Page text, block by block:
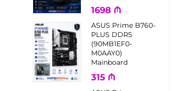
1698 ₼
ASUS Prime B760-
PLUS DDR5
(90MB1EF0-
M0AAY0)
Mainboard
315 ₼